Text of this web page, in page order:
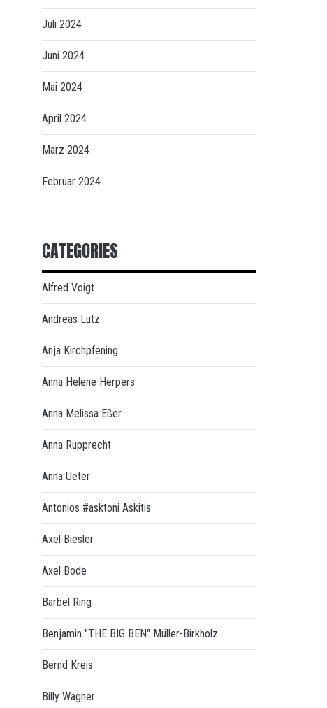
Juli 2024
Juni 2024
Mai 2024
April 2024
März 2024
Februar 2024
CATEGORIES
Alfred Voigt
Andreas Lutz
Anja Kirchpfening
Anna Helene Herpers
Anna Melissa Eßer
Anna Rupprecht
Anna Ueter
Antonios #asktoni Askitis
Axel Biesler
Axel Bode
Bärbel Ring
Benjamin "THE BIG BEN" Müller-Birkholz
Bernd Kreis
Billy Wagner